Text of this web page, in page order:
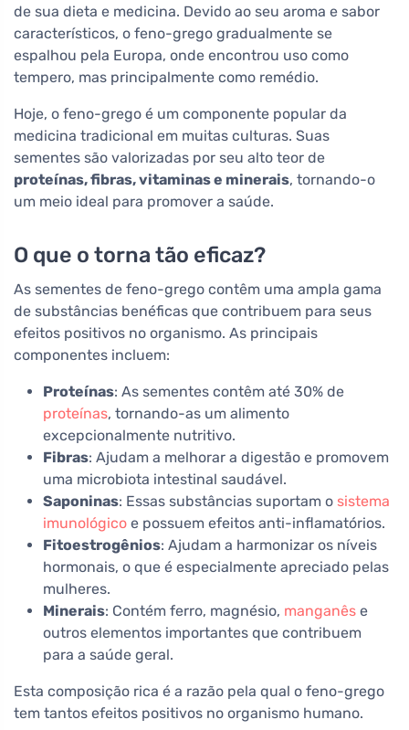
de sua dieta e medicina. Devido ao seu aroma e sabor
característicos, o feno-grego gradualmente se
espalhou pela Europa, onde encontrou uso como
tempero, mas principalmente como remédio.
Hoje, o feno-grego é um componente popular da
medicina tradicional em muitas culturas. Suas
sementes são valorizadas por seu alto teor de
proteínas, fibras, vitaminas e minerais, tornando-o
um meio ideal para promover a saúde.
O que o torna tão eficaz?
As sementes de feno-grego contêm uma ampla gama
de substâncias benéficas que contribuem para seus
efeitos positivos no organismo. As principais
componentes incluem:
Proteínas: As sementes contêm até 30% de
proteínas, tornando-as um alimento
excepcionalmente nutritivo.
Fibras: Ajudam a melhorar a digestão e promovem
uma microbiota intestinal saudável.
Saponinas: Essas substâncias suportam o sistema
imunológico e possuem efeitos anti-inflamatórios.
Fitoestrogênios: Ajudam a harmonizar os níveis
hormonais, o que é especialmente apreciado pelas
mulheres.
Minerais: Contém ferro, magnésio, manganês e
outros elementos importantes que contribuem
para a saúde geral.
Esta composição rica é a razão pela qual o feno-grego
tem tantos efeitos positivos no organismo humano.